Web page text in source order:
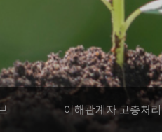
이해관계자 고충처리